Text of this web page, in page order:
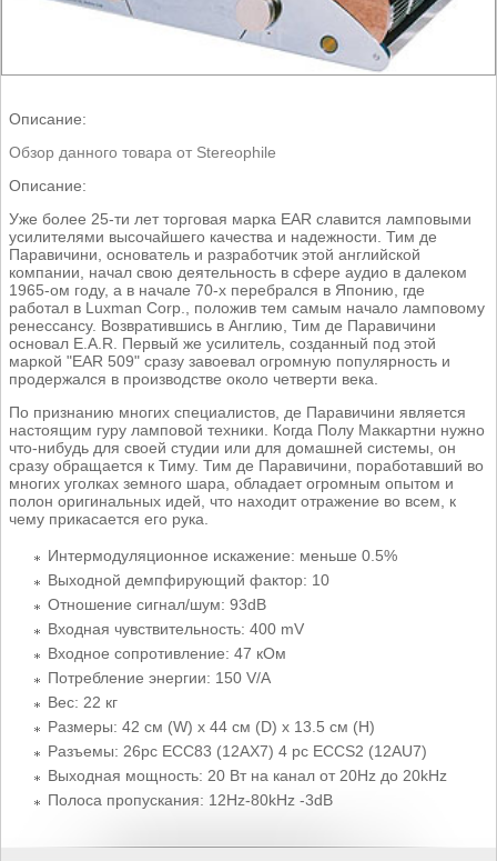
Описание:
Обзор данного товара от Stereophile
Описание:
Уже более 25-ти лет торговая марка EAR славится ламповыми
усилителями высочайшего качества и надежности. Тим де
Паравичини, основатель и разработчик этой английской
компании, начал свою деятельность в сфере аудио в далеком
1965-ом году, а в начале 70-х перебрался в Японию, где
работал в Luxman Corp., положив тем самым начало ламповому
ренессансу. Возвратившись в Англию, Тим де Паравичини
основал E.A.R. Первый же усилитель, созданный под этой
маркой "EAR 509" сразу завоевал огромную популярность и
продержался в производстве около четверти века.
По признанию многих специалистов, де Паравичини является
настоящим гуру ламповой техники. Когда Полу Маккартни нужно
что-нибудь для своей студии или для домашней системы, он
сразу обращается к Тиму. Тим де Паравичини, поработавший во
многих уголках земного шара, обладает огромным опытом и
полон оригинальных идей, что находит отражение во всем, к
чему прикасается его рука.
Интермодуляционное искажение: меньше 0.5%
Выходной демпфирующий фактор: 10
Отношение сигнал/шум: 93dB
Входная чувствительность: 400 mV
Входное сопротивление: 47 кОм
Потребление энергии: 150 V/A
Вес: 22 кг
Размеры: 42 см (W) x 44 см (D) x 13.5 см (H)
Разъемы: 26pc ECC83 (12AX7) 4 pc ECCS2 (12AU7)
Выходная мощность: 20 Вт на канал от 20Hz до 20kHz
Полоса пропускания: 12Hz-80kHz -3dB